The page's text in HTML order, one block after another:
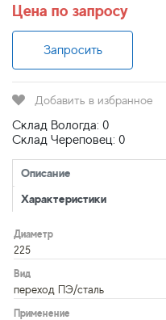
Цена по запросу
Запросить
Добавить в избранное
Склад Вологда: 0
Склад Череповец: 0
Описание
Характеристики
Диаметр
225
Вид
переход ПЭ/сталь
Применение